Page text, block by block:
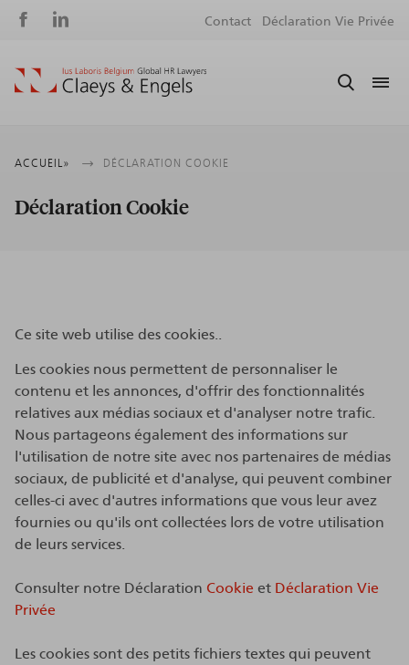
Social
Contact Déclaration Vie Privée
Fil
d'Ariane
ACCUEIL DÉCLARATION COOKIE
Déclaration Cookie
Ce site web utilise des cookies..
Les cookies nous permettent de personnaliser le
contenu et les annonces, d'offrir des fonctionnalités
relatives aux médias sociaux et d'analyser notre trafic.
Nous partageons également des informations sur
l'utilisation de notre site avec nos partenaires de médias
sociaux, de publicité et d'analyse, qui peuvent combiner
celles-ci avec d'autres informations que vous leur avez
fournies ou qu'ils ont collectées lors de votre utilisation
de leurs services.
Consulter notre Déclaration Cookie et Déclaration Vie
Privée
Les cookies sont des petits fichiers textes qui peuvent